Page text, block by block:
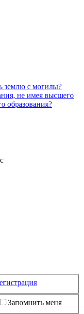
землю с могилы?
не имея высшего
образования?
Запомнить меня